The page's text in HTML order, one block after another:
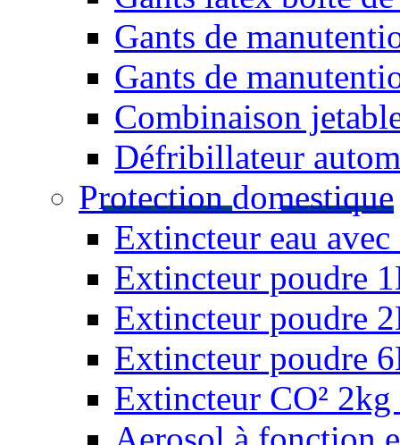
Gants de
Gants de
Combinaison
Défribillateur
Protection domestique
Extincteur eau
Extincteur poudre
Extincteur poudre
Extincteur poudre
Extincteur CO²